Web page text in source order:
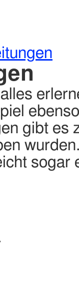
gibt es
sogar